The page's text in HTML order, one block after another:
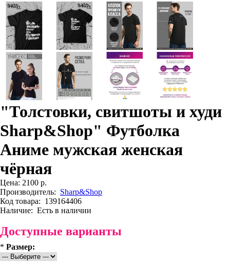
"Толстовки, свитшоты и худи
Sharp&Shop" Футболка
Аниме мужская женская
чёрная
Цена: 2100 р.
Производитель: Sharp&Shop
Код товара: 139164406
Наличие: Есть в наличии
Доступные варианты
* Размер: